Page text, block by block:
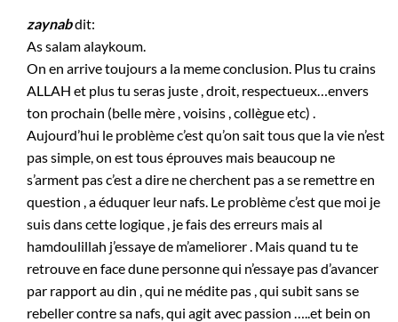
zaynabdit:
As salam alaykoum.
On en arrive toujours a la meme conclusion. Plus tu crains
ALLAH et plus tu seras juste , droit, respectueux…envers
ton prochain (belle mère , voisins , collègue etc) .
Aujourd’hui le problème c’est qu’on sait tous que la vie n’est
pas simple, on est tous éprouves mais beaucoup ne
s’arment pas c’est a dire ne cherchent pas a se remettre en
question , a éduquer leur nafs. Le problème c’est que moi je
suis dans cette logique , je fais des erreurs mais al
hamdoulillah j’essaye de m’ameliorer . Mais quand tu te
retrouve en face dune personne qui n’essaye pas d’avancer
par rapport au din , qui ne médite pas , qui subit sans se
rebeller contre sa nafs, qui agit avec passion …..et bein on